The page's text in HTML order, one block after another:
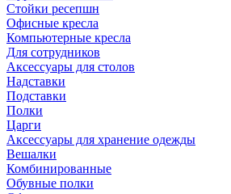
Стойки ресепшн
Офисные кресла
Компьютерные кресла
Для сотрудников
Аксессуары для столов
Надставки
Подставки
Полки
Царги
Аксессуары для хранение одежды
Вешалки
Комбинированные
Обувные полки